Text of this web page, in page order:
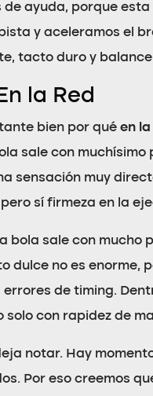
ayuda, porque
y aceleramos el
tacto duro y
la Red
bien por qué en
sale con muchísimo
sensación muy
sí firmeza en la
sale con mucho
dulce no es enorme,
de timing.
con rapidez de
notar. Hay
Por eso creemos